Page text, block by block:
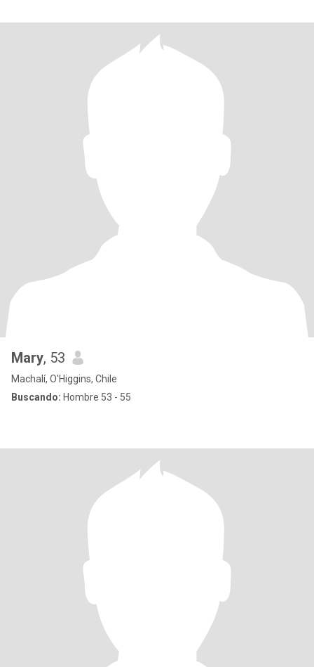
Mary, 53
Machalí, O'Higgins, Chile
Buscando: Hombre 53 - 55